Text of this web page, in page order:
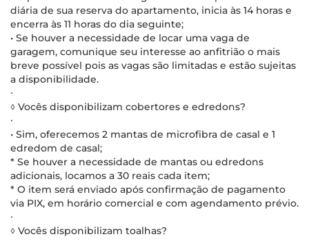
diária de sua reserva do apartamento, inicia às 14 horas e
encerra às 11 horas do dia seguinte;
• Se houver a necessidade de locar uma vaga de
garagem, comunique seu interesse ao anfitrião o mais
breve possível pois as vagas são limitadas e estão sujeitas
a disponibilidade.
∙
◊ Vocês disponibilizam cobertores e edredons?
∙
• Sim, oferecemos 2 mantas de microfibra de casal e 1
edredom de casal;
* Se houver a necessidade de mantas ou edredons
adicionais, locamos a 30 reais cada item;
* O item será enviado após confirmação de pagamento
via PIX, em horário comercial e com agendamento prévio.
∙
◊ Vocês disponibilizam toalhas?